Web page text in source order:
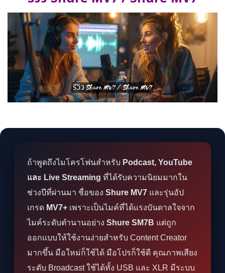
ถ้าพูดถึงไมโครโฟนสำหรับ Podcast, YouTube
และ Live Streaming ที่ได้รับความนิยมมากใน
ช่วงปีที่ผ่านมา ชื่อของ Shure MV7 และรุ่นอัป
เกรด MV7+ เพราะเป็นไมค์ที่ได้แรงบันดาลใจจาก
ไมค์ระดับตำนานอย่าง Shure SM7B แต่ถูก
ออกแบบให้ใช้งานง่ายสำหรับ Content Creator
มากขึ้น มือใหม่ก็ใช้ได้ มือโปรก็ใช้ดี คุณภาพเสียง
ระดับ Broadcast ใช้ได้ทั้ง USB และ XLR มีระบบ